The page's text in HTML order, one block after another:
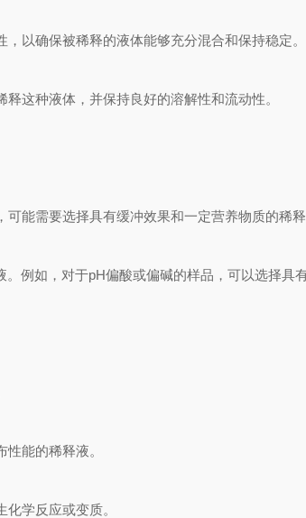
以确保被稀释的液体能够充分混合和保持稳定。
这种液体，并保持良好的溶解性和流动性。
需要选择具有缓冲效果和一定营养物质的稀释
如，对于pH偏酸或偏碱的样品，可以选择具
能的稀释液。
学反应或变质。